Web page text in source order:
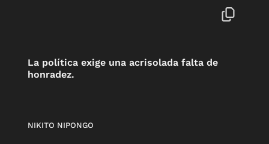
La política exige una acrisolada falta de
honradez.
NIKITO NIPONGO